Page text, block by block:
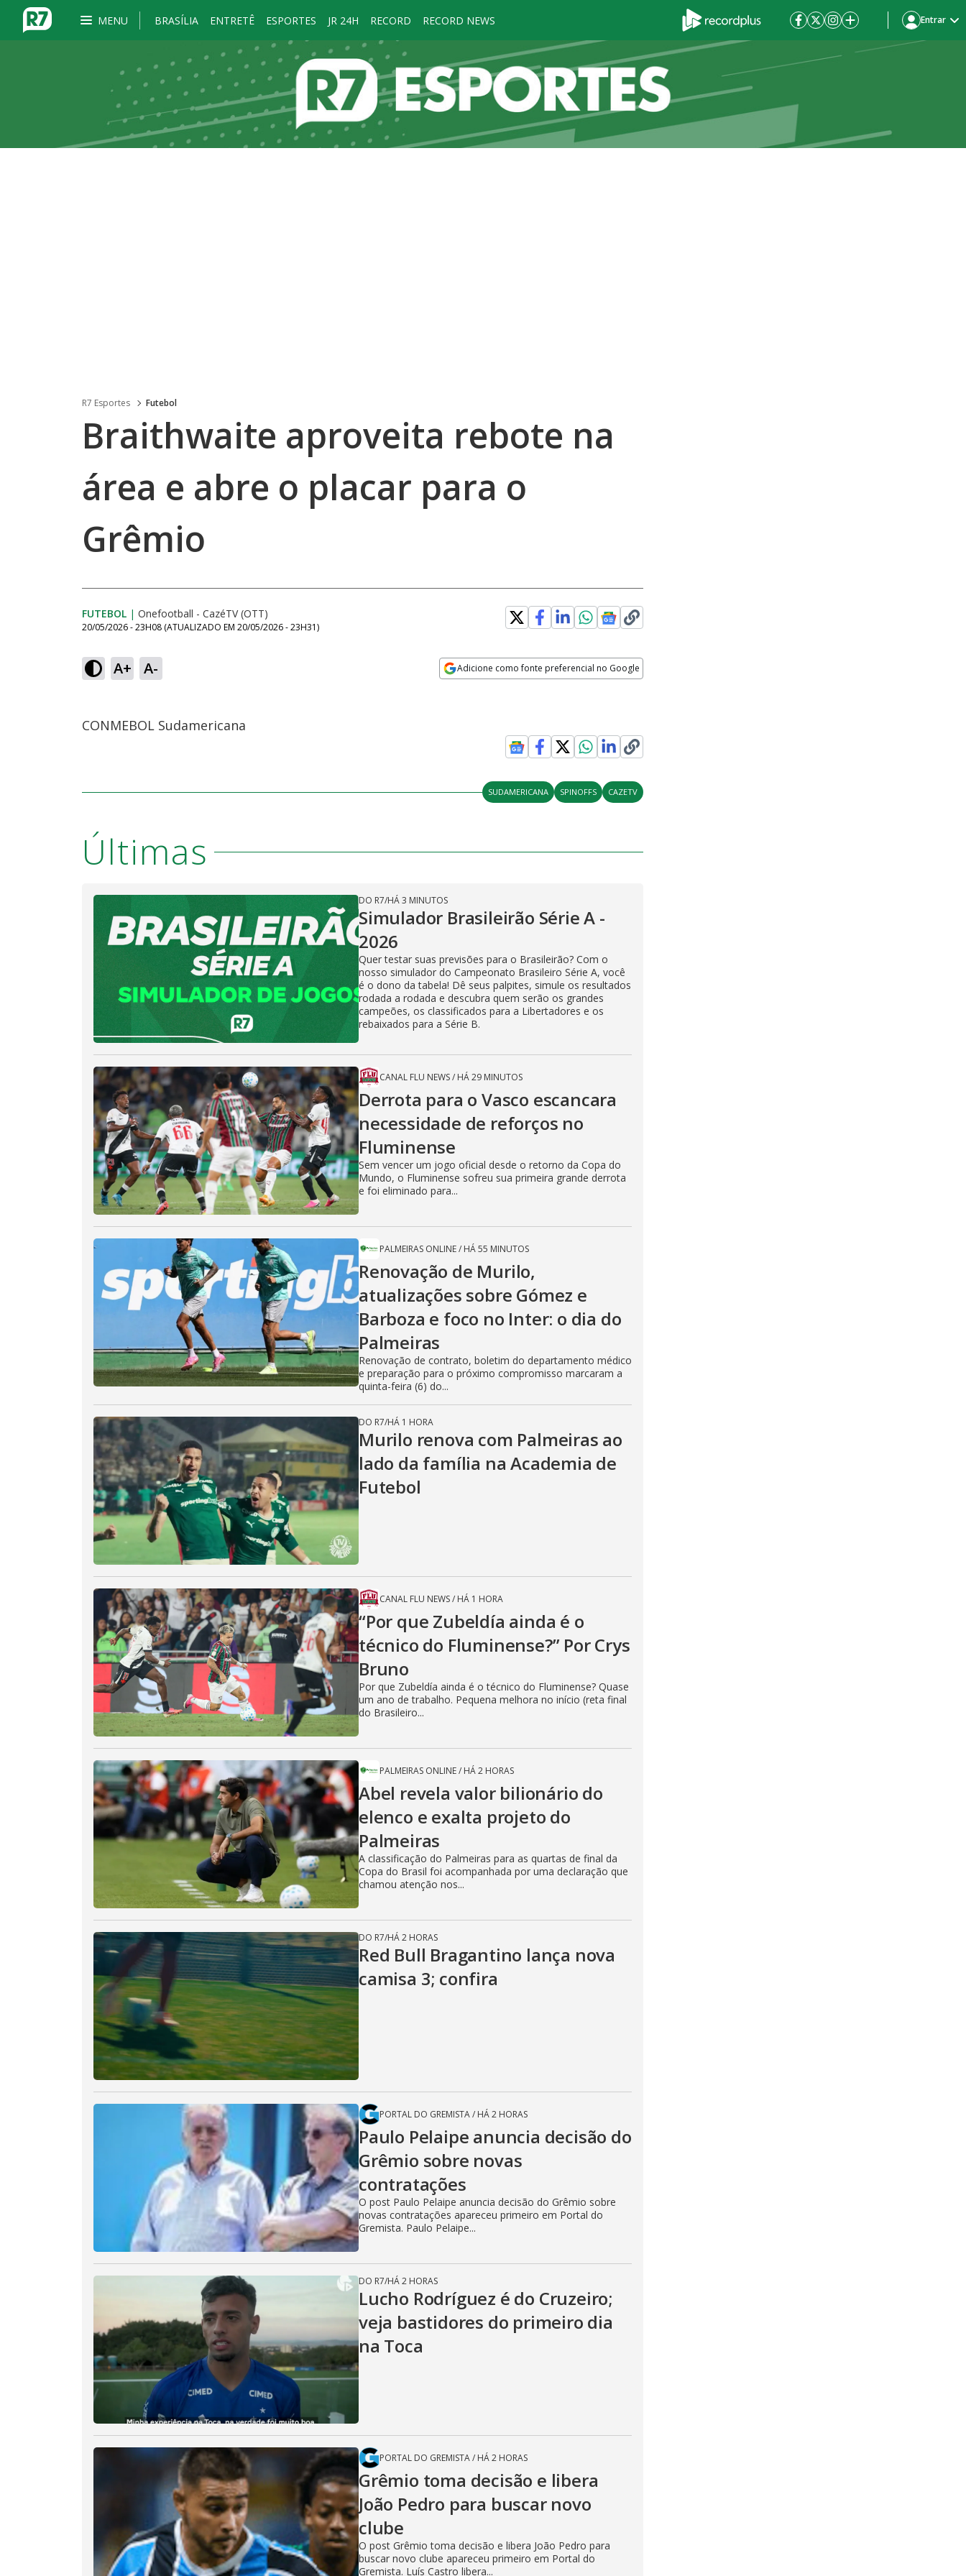
MENU BRASÍLIA ENTRETÊ ESPORTES JR 24H RECORD RECORD NEWS Entrar
R7 Esportes Futebol
Braithwaite aproveita rebote na
área e abre o placar para o
Grêmio
FUTEBOL | Onefootball - CazéTV (OTT)
20/05/2026 - 23H08 (ATUALIZADO EM 20/05/2026 - 23H31)
A+ A- Adicione como fonte preferencial no Google
CONMEBOL Sudamericana
SUDAMERICANA SPINOFFS CAZETV
Últimas
DO R7/HÁ 3 MINUTOS
Simulador Brasileirão Série A -
2026
Quer testar suas previsões para o Brasileirão? Com o
nosso simulador do Campeonato Brasileiro Série A, você
é o dono da tabela! Dê seus palpites, simule os resultados
rodada a rodada e descubra quem serão os grandes
campeões, os classificados para a Libertadores e os
rebaixados para a Série B.
CANAL FLU NEWS/ HÁ 29 MINUTOS
Derrota para o Vasco escancara
necessidade de reforços no
Fluminense
Sem vencer um jogo oficial desde o retorno da Copa do
Mundo, o Fluminense sofreu sua primeira grande derrota
e foi eliminado para...
PALMEIRAS ONLINE/ HÁ 55 MINUTOS
Renovação de Murilo,
atualizações sobre Gómez e
Barboza e foco no Inter: o dia do
Palmeiras
Renovação de contrato, boletim do departamento médico
e preparação para o próximo compromisso marcaram a
quinta-feira (6) do...
DO R7/HÁ 1 HORA
Murilo renova com Palmeiras ao
lado da família na Academia de
Futebol
CANAL FLU NEWS/ HÁ 1 HORA
“Por que Zubeldía ainda é o
técnico do Fluminense?” Por Crys
Bruno
Por que Zubeldía ainda é o técnico do Fluminense? Quase
um ano de trabalho. Pequena melhora no início (reta final
do Brasileiro...
PALMEIRAS ONLINE/ HÁ 2 HORAS
Abel revela valor bilionário do
elenco e exalta projeto do
Palmeiras
A classificação do Palmeiras para as quartas de final da
Copa do Brasil foi acompanhada por uma declaração que
chamou atenção nos...
DO R7/HÁ 2 HORAS
Red Bull Bragantino lança nova
camisa 3; confira
PORTAL DO GREMISTA/ HÁ 2 HORAS
Paulo Pelaipe anuncia decisão do
Grêmio sobre novas
contratações
O post Paulo Pelaipe anuncia decisão do Grêmio sobre
novas contratações apareceu primeiro em Portal do
Gremista. Paulo Pelaipe...
DO R7/HÁ 2 HORAS
Lucho Rodríguez é do Cruzeiro;
veja bastidores do primeiro dia
na Toca
PORTAL DO GREMISTA/ HÁ 2 HORAS
Grêmio toma decisão e libera
João Pedro para buscar novo
clube
O post Grêmio toma decisão e libera João Pedro para
buscar novo clube apareceu primeiro em Portal do
Gremista. Luís Castro libera...